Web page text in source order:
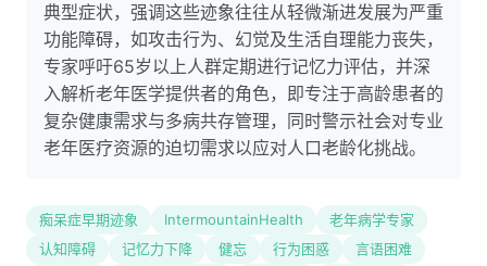
典型症状，强调这些迹象往往从轻微渐进发展为严重
功能障碍，如攻击行为、幻觉及生活自理能力丧失，
专家呼吁65岁以上人群定期进行记忆力评估，并深
入解析老年医学提供者的角色，即专注于高龄患者的
复杂健康需求与多病共存管理，同时警示社会对专业
老年医疗资源的迫切需求以应对人口老龄化挑战。
痴呆症早期迹象 IntermountainHealth
老年病学专家
认知障碍
记忆力下降 健忘 行为困惑
言语困难